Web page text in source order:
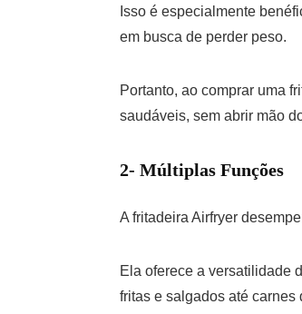
Isso é especialmente
em busca de perder peso.
Portanto, ao comprar uma
saudáveis, sem abrir mão
2- Múltiplas Funções
A fritadeira Airfryer
Ela oferece a versatilidade
fritas e salgados até carnes